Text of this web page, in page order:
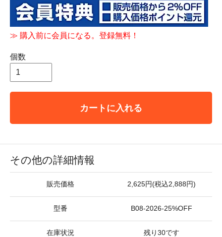
≫ 購入前に会員になる。登録無料！
個数
カートに入れる
その他の詳細情報
販売価格 2,625円(税込2,888円)
型番 B08-2026-25%OFF
在庫状況 残り30です